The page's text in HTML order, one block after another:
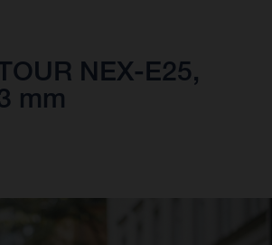
NEX-E25,
mm